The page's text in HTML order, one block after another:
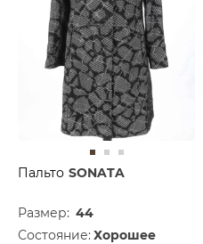
Пальто SONATA
Размер: 44
Состояние: Хорошее